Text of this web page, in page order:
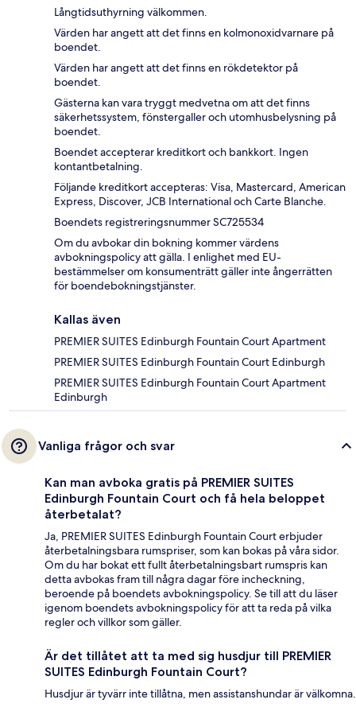
Långtidsuthyrning välkommen.
Värden har angett att det finns en kolmonoxidvarnare på
boendet.
Värden har angett att det finns en rökdetektor på
boendet.
Gästerna kan vara tryggt medvetna om att det finns
säkerhetssystem, fönstergaller och utomhusbelysning på
boendet.
Boendet accepterar kreditkort och bankkort. Ingen
kontantbetalning.
Följande kreditkort accepteras: Visa, Mastercard, American
Express, Discover, JCB International och Carte Blanche.
Boendets registreringsnummer SC725534
Om du avbokar din bokning kommer värdens
avbokningspolicy att gälla. I enlighet med EU-
bestämmelser om konsumenträtt gäller inte ångerrätten
för boendebokningstjänster.
Kallas även
PREMIER SUITES Edinburgh Fountain Court Apartment
PREMIER SUITES Edinburgh Fountain Court Edinburgh
PREMIER SUITES Edinburgh Fountain Court Apartment
Edinburgh
Vanliga frågor och svar
Kan man avboka gratis på PREMIER SUITES
Edinburgh Fountain Court och få hela beloppet
återbetalat?
Ja, PREMIER SUITES Edinburgh Fountain Court erbjuder
återbetalningsbara rumspriser, som kan bokas på våra sidor.
Om du har bokat ett fullt återbetalningsbart rumspris kan
detta avbokas fram till några dagar före incheckning,
beroende på boendets avbokningspolicy. Se till att du läser
igenom boendets avbokningspolicy för att ta reda på vilka
regler och villkor som gäller.
Är det tillåtet att ta med sig husdjur till PREMIER
SUITES Edinburgh Fountain Court?
Husdjur är tyvärr inte tillåtna, men assistanshundar är välkomna.